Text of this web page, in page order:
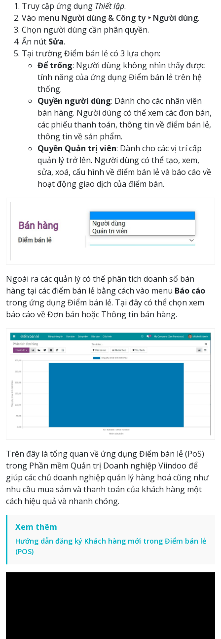
Truy cập ứng dụng Thiết lập.
Vào menu Người dùng & Công ty ‣ Người dùng.
Chọn người dùng cần phân quyền.
Ấn nút Sửa.
Tại trường Điểm bán lẻ có 3 lựa chọn:
Để trống: Người dùng không nhìn thấy được
tính năng của ứng dụng Điểm bán lẻ trên hệ
thống.
Quyền người dùng: Dành cho các nhân viên
bán hàng. Người dùng có thể xem các đơn bán,
các phiếu thanh toán, thông tin về điểm bán lẻ,
thông tin về sản phẩm.
Quyền Quản trị viên: Dành cho các vị trí cấp
quản lý trở lên. Người dùng có thể tạo, xem,
sửa, xoá, cấu hình về điểm bán lẻ và báo cáo về
hoạt động giao dịch của điểm bán.
Ngoài ra các quản lý có thể phân tích doanh số bán
hàng tại các điểm bán lẻ bằng cách vào menu Báo cáo
trong ứng dụng Điểm bán lẻ. Tại đây có thể chọn xem
báo cáo về Đơn bán hoặc Thông tin bán hàng.
Trên đây là tổng quan về ứng dụng Điểm bán lẻ (PoS)
trong Phần mềm Quản trị Doanh nghiệp Viindoo để
giúp các chủ doanh nghiệp quản lý hàng hoá cũng như
nhu cầu mua sắm và thanh toán của khách hàng một
cách hiệu quả và nhanh chóng.
Xem thêm
Hướng dẫn đăng ký Khách hàng mới trong Điểm bán lẻ
(POS)